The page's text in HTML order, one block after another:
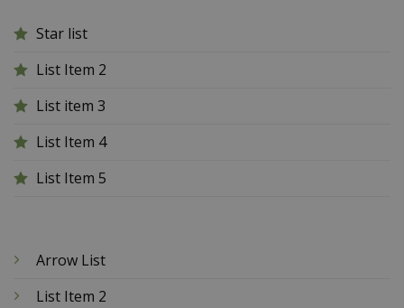
Star list
List Item 2
List item 3
List Item 4
List Item 5
Arrow List
List Item 2